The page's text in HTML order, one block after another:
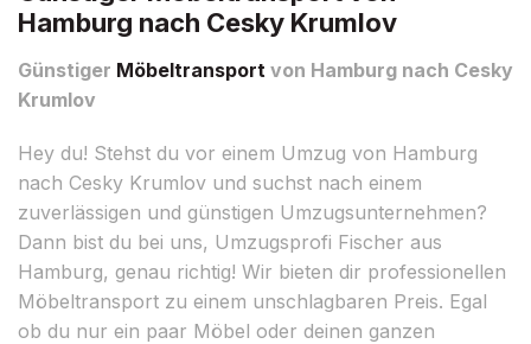
Hamburg nach Cesky Krumlov
Günstiger Möbeltransport von Hamburg nach Cesky
Krumlov
Hey du! Stehst du vor einem Umzug von Hamburg
nach Cesky Krumlov und suchst nach einem
zuverlässigen und günstigen Umzugsunternehmen?
Dann bist du bei uns, Umzugsprofi Fischer aus
Hamburg, genau richtig! Wir bieten dir professionellen
Möbeltransport zu einem unschlagbaren Preis. Egal
ob du nur ein paar Möbel oder deinen ganzen